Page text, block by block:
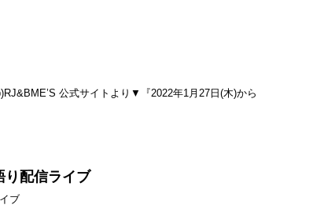
公式サイトより▼『2022年1月27日(木)から
り配信ライブ
ブ